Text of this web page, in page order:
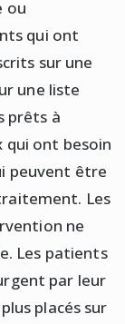
ou
qui ont
sur une
une liste
prêts à
qui ont besoin
peuvent être
Les
ne
Les patients
par leur
placés sur